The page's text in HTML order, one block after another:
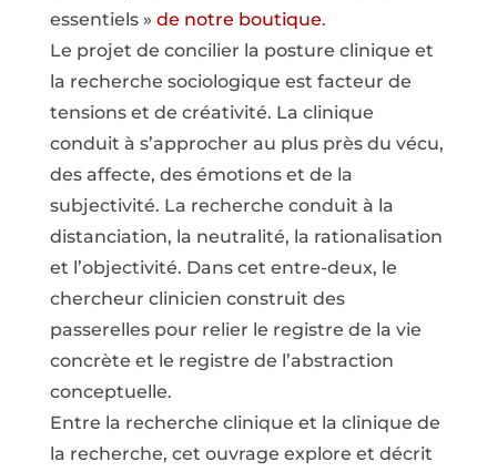
essentiels » de notre boutique.
Le projet de concilier la posture clinique et
la recherche sociologique est facteur de
tensions et de créativité. La clinique
conduit à s’approcher au plus près du vécu,
des affecte, des émotions et de la
subjectivité. La recherche conduit à la
distanciation, la neutralité, la rationalisation
et l’objectivité. Dans cet entre-deux, le
chercheur clinicien construit des
passerelles pour relier le registre de la vie
concrète et le registre de l’abstraction
conceptuelle.
Entre la recherche clinique et la clinique de
la recherche, cet ouvrage explore et décrit